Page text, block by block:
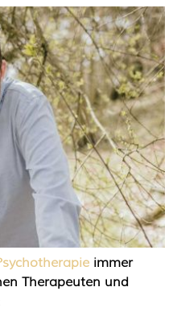
immer
Therapeuten und